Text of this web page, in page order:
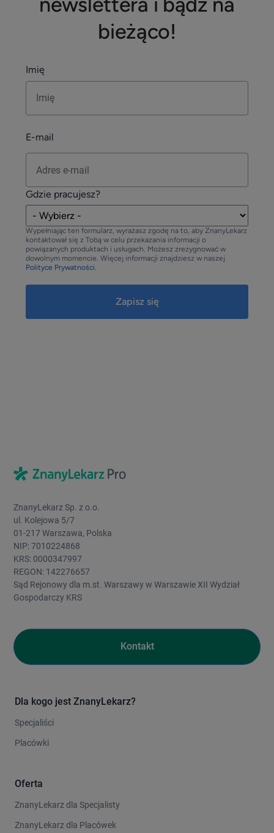
bieżąco!
Imię
E-mail
Gdzie pracujesz?
Wypełniając ten formularz, wyrażasz zgodę na to, aby ZnanyLekarz
kontaktował się z Tobą w celu przekazania informacji o
powiązanych produktach i usługach. Możesz zrezygnować w
dowolnym momencie. Więcej informacji znajdziesz w naszej
Polityce Prywatności.
ZnanyLekarz Sp. z o.o.
ul. Kolejowa 5/7
01-217 Warszawa, Polska
NIP: 7010224868
KRS: 0000347997
REGON: 142276657
Sąd Rejonowy dla m.st. Warszawy w Warszawie XII Wydział
Gospodarczy KRS
Kontakt
Dla kogo jest ZnanyLekarz?
Specjaliści
Placówki
Oferta
ZnanyLekarz dla Specjalisty
ZnanyLekarz dla Placówek